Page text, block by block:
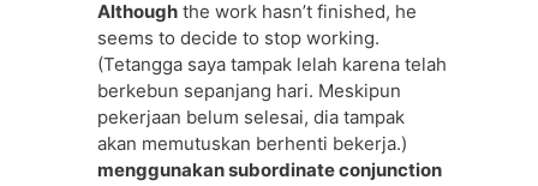
Although the work hasn’t finished, he
seems to decide to stop working.
(Tetangga saya tampak lelah karena telah
berkebun sepanjang hari. Meskipun
pekerjaan belum selesai, dia tampak
akan memutuskan berhenti bekerja.)
menggunakan subordinate conjunction